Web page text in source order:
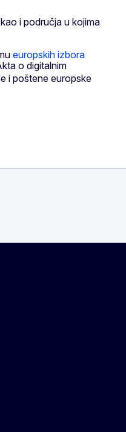
i područja u kojima
europskih izbora
o digitalnim
i poštene europske